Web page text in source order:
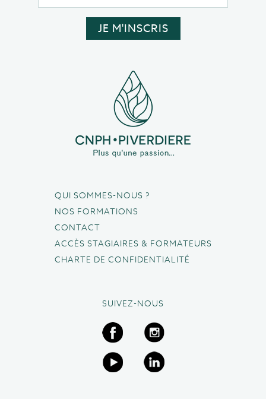
QUI SOMMES-NOUS ?
NOS FORMATIONS
CONTACT
ACCÈS STAGIAIRES & FORMATEURS
CHARTE DE CONFIDENTIALITÉ
SUIVEZ-NOUS